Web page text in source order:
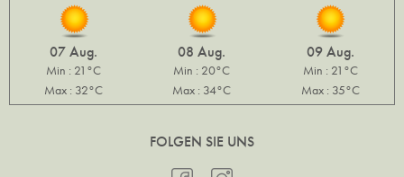
07 Aug.
Min : 21°C
Max : 32°C
08 Aug.
Min : 20°C
Max : 34°C
09 Aug.
Min : 21°C
Max : 35°C
FOLGEN SIE UNS